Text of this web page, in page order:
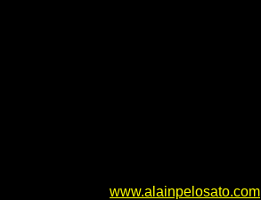
www.alainpelosato.com